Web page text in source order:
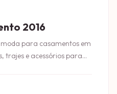
2016
para casamentos em
trajes e acessórios para